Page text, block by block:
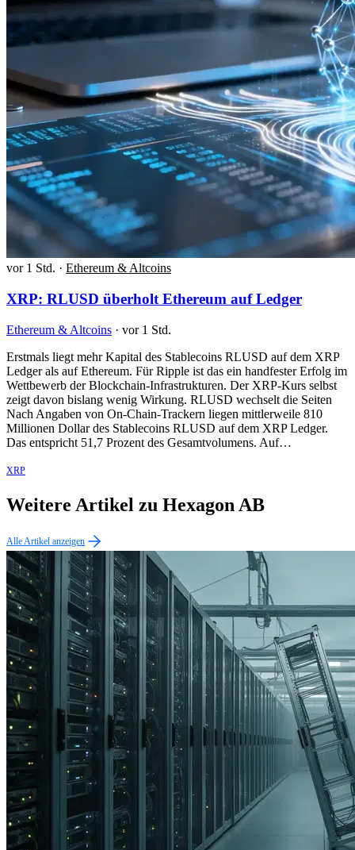
vor 1 Std. · Ethereum & Altcoins
XRP: RLUSD überholt Ethereum auf Ledger
Ethereum & Altcoins · vor 1 Std.
Erstmals liegt mehr Kapital des Stablecoins RLUSD auf dem XRP
Ledger als auf Ethereum. Für Ripple ist das ein handfester Erfolg im
Wettbewerb der Blockchain-Infrastrukturen. Der XRP-Kurs selbst
zeigt davon bislang wenig Wirkung. RLUSD wechselt die Seiten
Nach Angaben von On-Chain-Trackern liegen mittlerweile 810
Millionen Dollar des Stablecoins RLUSD auf dem XRP Ledger.
Das entspricht 51,7 Prozent des Gesamtvolumens. Auf…
XRP
Weitere Artikel zu Hexagon AB
Alle Artikel anzeigen